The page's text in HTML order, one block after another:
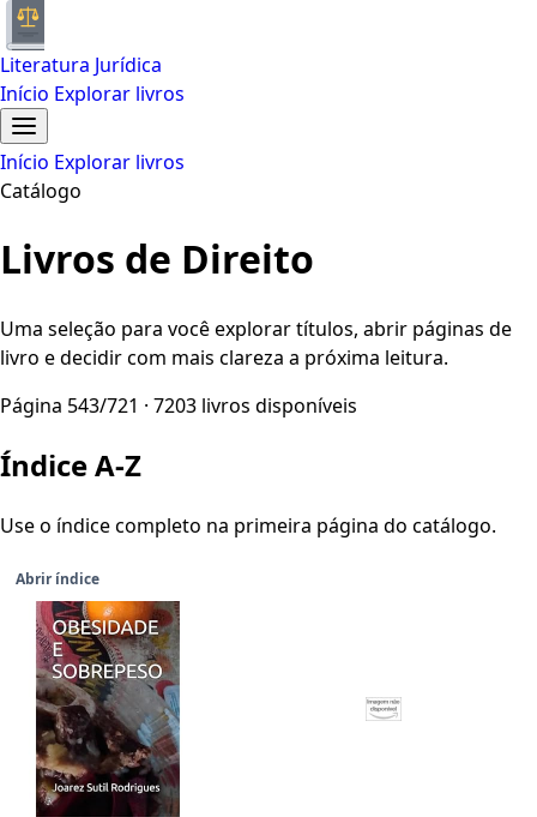
Literatura Jurídica
Início Explorar livros
Início Explorar livros
Catálogo
Livros de Direito
Uma seleção para você explorar títulos, abrir páginas de
livro e decidir com mais clareza a próxima leitura.
Página 543/721 · 7203 livros disponíveis
Índice A-Z
Use o índice completo na primeira página do catálogo.
Abrir índice